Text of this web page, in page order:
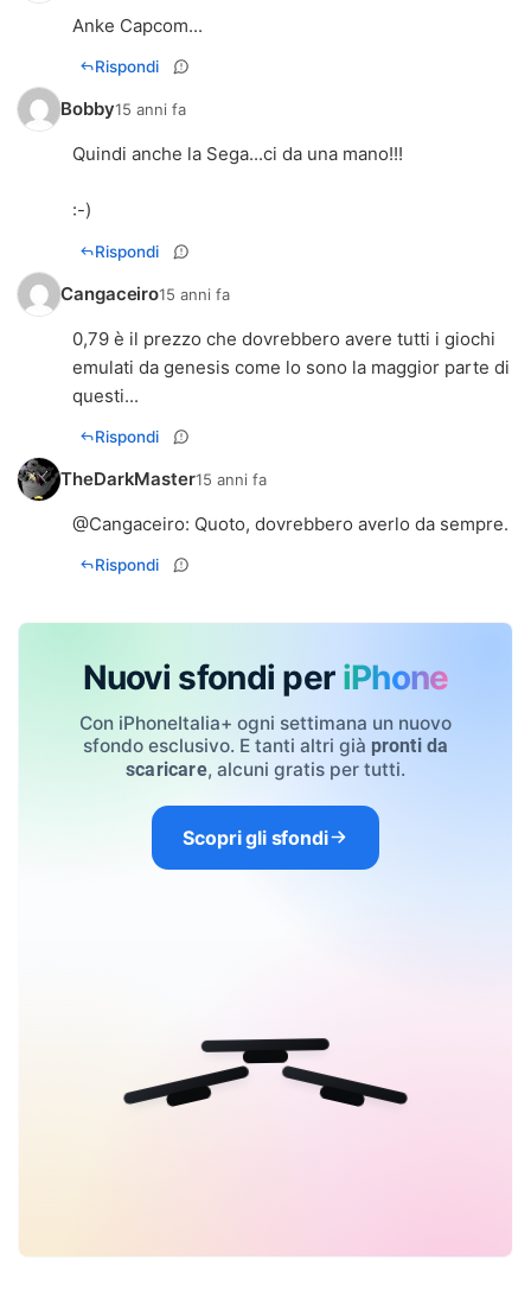
Anke Capcom...
Rispondi
Bobby15 anni fa
Quindi anche la Sega...ci da una mano!!!
:-)
Rispondi
Cangaceiro15 anni fa
0,79 è il prezzo che dovrebbero avere tutti i giochi
emulati da genesis come lo sono la maggior parte di
questi...
Rispondi
TheDarkMaster15 anni fa
@Cangaceiro: Quoto, dovrebbero averlo da sempre.
Rispondi
Nuovi sfondi per iPhone
Con iPhoneItalia+ ogni settimana un nuovo
sfondo esclusivo. E tanti altri già pronti da
scaricare, alcuni gratis per tutti.
Scopri gli sfondi